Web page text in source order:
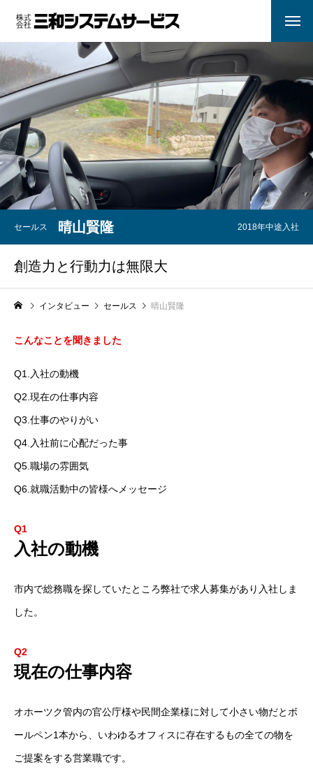
セールス 晴山賢隆 2018年中途入社
創造力と行動力は無限大
インタビュー セールス 晴山賢隆
こんなことを聞きました
Q1.入社の動機
Q2.現在の仕事内容
Q3.仕事のやりがい
Q4.入社前に心配だった事
Q5.職場の雰囲気
Q6.就職活動中の皆様へメッセージ
Q1
入社の動機
市内で総務職を探していたところ弊社で求人募集があり入社しま
した。
Q2
現在の仕事内容
オホーツク管内の官公庁様や民間企業様に対して小さい物だとボ
ールペン1本から、いわゆるオフィスに存在するもの全ての物を
ご提案をする営業職です。